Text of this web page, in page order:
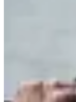
Canguro
$ 1.657